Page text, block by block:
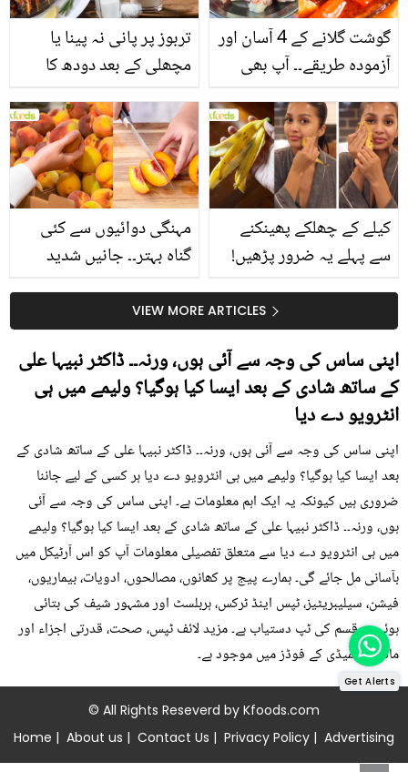
تربوز پر پانی نہ پینا یا
مچھلی کے بعد دودھ کا
استعمال۔۔ جانیں کھانوں
سے متعلق غلط فہمیوں کی
حقیقت کیا ہے اور افواہ
کیا؟
گوشت گلانے کے 4 آسان اور
آزمودہ طریقے۔۔ آپ بھی
جانیں انٹرنیشنل شیف کے
بتائے راز
مہنگی دوائیوں سے کئی
گناہ بہتر۔۔ جانیں شدید
گرمی کے موسم میں آڑو
کیوں کھانا چاہیے؟
کیلے کے چھلکے پھینکنے
سے پہلے یہ ضرور پڑھیں!
جلد کے 3 بڑے مسائل کا
سستا اور قدرتی حلVIEW MORE ARTICLES
اپنی ساس کی وجہ سے آئی ہوں، ورنہ۔۔ ڈاکٹر نبیہا علی
کے ساتھ شادی کے بعد ایسا کیا ہوگیا؟ ولیمے میں ہی
انٹرویو دے دیا
اپنی ساس کی وجہ سے آئی ہوں، ورنہ۔۔ ڈاکٹر نبیہا علی کے ساتھ شادی کے
بعد ایسا کیا ہوگیا؟ ولیمے میں ہی انٹرویو دے دیا ہر کسی کے لیے جاننا
ضروری ہیں کیونکہ یہ ایک اہم معلومات ہے۔ اپنی ساس کی وجہ سے آئی
ہوں، ورنہ۔۔ ڈاکٹر نبیہا علی کے ساتھ شادی کے بعد ایسا کیا ہوگیا؟ ولیمے
میں ہی انٹرویو دے دیا سے متعلق تفصیلی معلومات آپ کو اس آرٹیکل میں
بآسانی مل جائے گی۔ ہمارے پیج پر کھانوں، مصالحوں، ادویات، بیماریوں،
فیشن، سیلیبریٹیز، ٹپس اینڈ ٹرکس، ہربلسٹ اور مشہور شیف کی بتائی
ہوئی ہر قسم کی ٹپ دستیاب ہے۔ مزید لائف ٹپس، صحت، قدرتی اجزاء اور
ماڈرن ریمیڈی کے فوڈز میں موجود ہے۔
© All Rights Reseverd by Kfoods.com
Home | About us | Contact Us | Privacy Policy | Advertising
Get Alerts